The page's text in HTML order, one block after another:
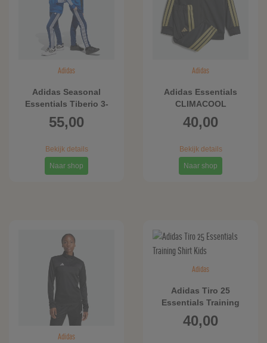
Adidas
Adidas Seasonal
Essentials Tiberio 3-
Stripes Tricot
Trainingspak Kids
55,00
Bekijk details
Naar shop
Adidas
Adidas Essentials
CLIMACOOL
Trainingspak Kids
40,00
Bekijk details
Naar shop
Adidas
Adidas
Adidas Tiro 25
Essentials Training
Shirt Kids
40,00